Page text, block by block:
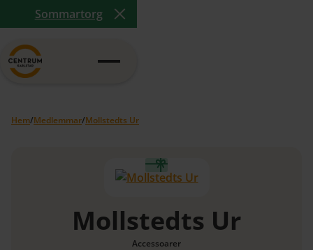
Sommartorg
Close Announcement Banner
Hem/Medlemmar/Mollstedts Ur
Mollstedts Ur
Accessoarer